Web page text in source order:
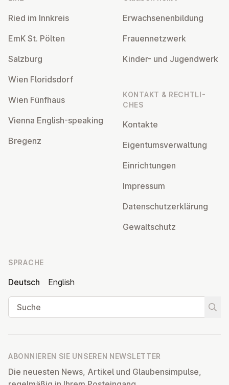
Ried im Innkreis
EmK St. Pölten
Salzburg
Wien Flo­rids­dorf
Wien Fünfhaus
Vienna English-speaking
Bregenz
Er­wach­se­nen­bil­dung
Frau­en­netz­werk
Kinder- und Ju­gend­werk
KONTAKT & RECHT­LI­
CHES
Kontakte
Ei­gen­tums­ver­wal­tung
Ein­rich­tun­gen
Impressum
Da­ten­schutz­er­klä­rung
Ge­walt­schutz
SPRACHE
Deutsch
English
Suche
ABONNIEREN SIE UNSEREN NEWSLETTER
Die neuesten News, Artikel und Glaubensimpulse,